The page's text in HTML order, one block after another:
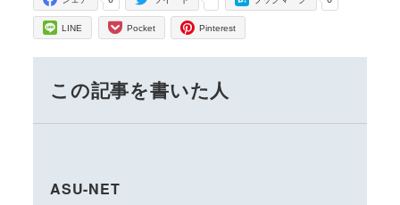
LINE Pocket Pinterest
この記事を書いた人
ASU-NET